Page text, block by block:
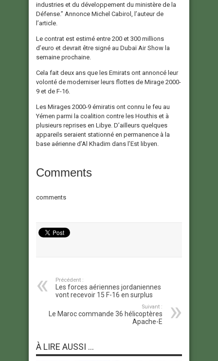
industries et du développement du ministère de la
Défense.” Annonce Michel Cabirol, l’auteur de
l’article.
Le contrat est estimé entre 200 et 300 millions
d’euro et devrait être signé au Dubaï Air Show la
semaine prochaine.
Cela fait deux ans que les Emirats ont annoncé leur
volonté de moderniser leurs flottes de Mirage 2000-
9 et de F-16.
Les Mirages 2000-9 émiratis ont connu le feu au
Yémen parmi la coalition contre les Houthis et à
plusieurs reprises en Libye. D’ailleurs quelques
appareils seraient stationné en permanence à la
base aérienne d’Al Khadim dans l’Est libyen.
Comments
comments
Précédent :
Les forces aériennes jordaniennes
vont recevoir 15 F-16 en surplus
Suivant :
Le Maroc commande 36 hélicoptères
Apache-E
À LIRE AUSSI ...